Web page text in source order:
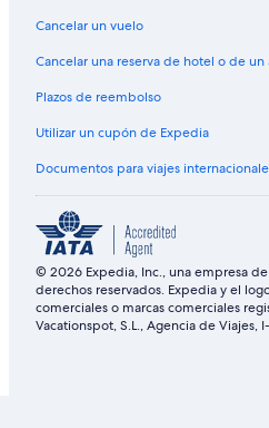
Cancelar un vuelo
Cancelar una reserva de hotel o de
Plazos de reembolso
Utilizar un cupón de Expedia
Documentos para viajes
© 2026 Expedia, Inc., una empresa
derechos reservados. Expedia y el
comerciales o marcas comerciales
Vacationspot, S.L., Agencia de Viajes,